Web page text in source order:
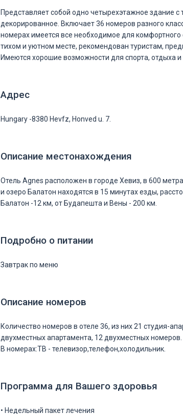
Представляет собой одно четырехэтажное здание
декорированное. Включает 36 номеров разного
номерах имеется все необходимое для
тихом и уютном месте, рекомендован туристам,
Имеются хорошие возможности для спорта, отдыха
Адрес
Нungary -8380 Hevfz, Honved u. 7.
Описание местонахождения
Отель Аgnes расположен в городе Хевиз, в 600
и озеро Балатон находятся в 15 минутах езды,
Балатон -12 км, от Будапешта и Вены - 200 км.
Подробно о питании
Завтрак по меню
Описание номеров
Количество номеров в отеле 36, из них 21 студия-
двухместных апартамента, 12 двухместных
В номерах:ТВ - телевизор,телефон,холодильник.
Программа для Вашего здоровья
• Недельный пакет лечения